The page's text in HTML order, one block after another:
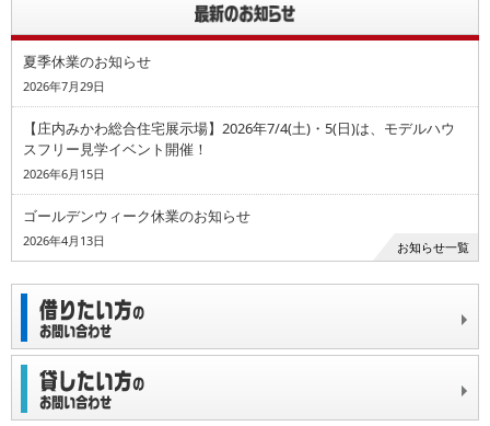
夏季休業のお知らせ
2026年7月29日
【庄内みかわ総合住宅展示場】2026年7/4(土)・5(日)は、モデルハウ
スフリー見学イベント開催！
2026年6月15日
ゴールデンウィーク休業のお知らせ
2026年4月13日 お知らせ一覧